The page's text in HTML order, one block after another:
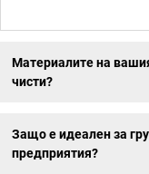
Материалите на
чисти?
Защо е идеален за
предприятия?